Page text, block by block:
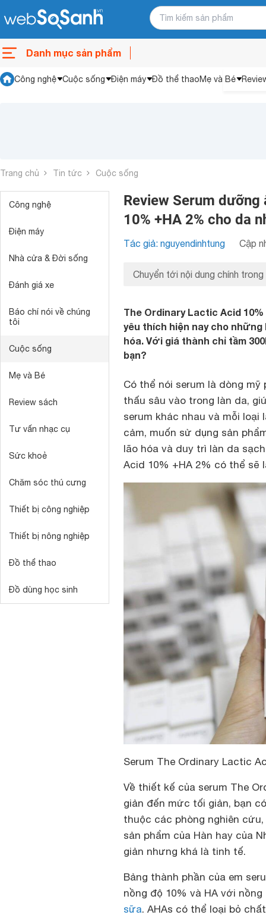
Danh mục sản phẩm
Công nghệ Cuộc sống Điện máy Đồ thể thaoMẹ và Bé
Trang chủ Tin tức Cuộc sống
Công nghệ
Điện máy
Nhà cửa & Đời sống
Đánh giá xe
Báo chí nói về chúng
tôi
Cuộc sống
Mẹ và Bé
Review sách
Tư vấn nhạc cụ
Sức khoẻ
Chăm sóc thú cưng
Thiết bị công nghiệp
Thiết bị nông nghiệp
Đồ thể thao
Đồ dùng học sinh
Review Serum
10% +HA 2% cho da
Tác giả: nguyendinhtung Cập
Chuyển tới nội dung chính trong
The Ordinary Lactic Acid
yêu thích hiện nay cho
hóa. Với giá thành chỉ tầm
bạn?
Có thể nói serum là dòng
thấu sâu vào trong làn da,
serum khác nhau và mỗi
cảm, muốn sử dụng sản
lão hóa và duy trì làn da
Acid 10% +HA 2% có thể sẽ
Serum The Ordinary Lactic
Về thiết kế của serum The
giản đến mức tối giản, bạn
thuộc các phòng nghiên
sản phẩm của Hàn hay của
giản nhưng khá là tinh tế.
Bảng thành phần của em
nồng độ 10% và HA với
sữa. AHAs có thể loại bỏ